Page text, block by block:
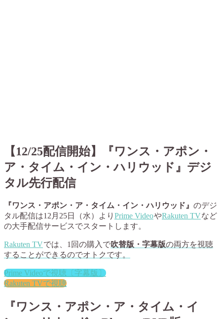
【12/25配信開始】『ワンス・アポン・
ア・タイム・イン・ハリウッド』デジ
タル先行配信
『ワンス・アポン・ア・タイム・イン・ハリウッド』 のデジ
タル配信は12月25日（水） より Prime VideoやRakuten TVなど
の大手配信サービスでスタートします。
Rakuten TVでは、1回の購入で吹替版・字幕版の両方を視聴
することができるのでオトクです。
Prime Videoで視聴〔字幕版〕
Rakuten TVで視聴
『ワンス・アポン・ア・タイム・イ